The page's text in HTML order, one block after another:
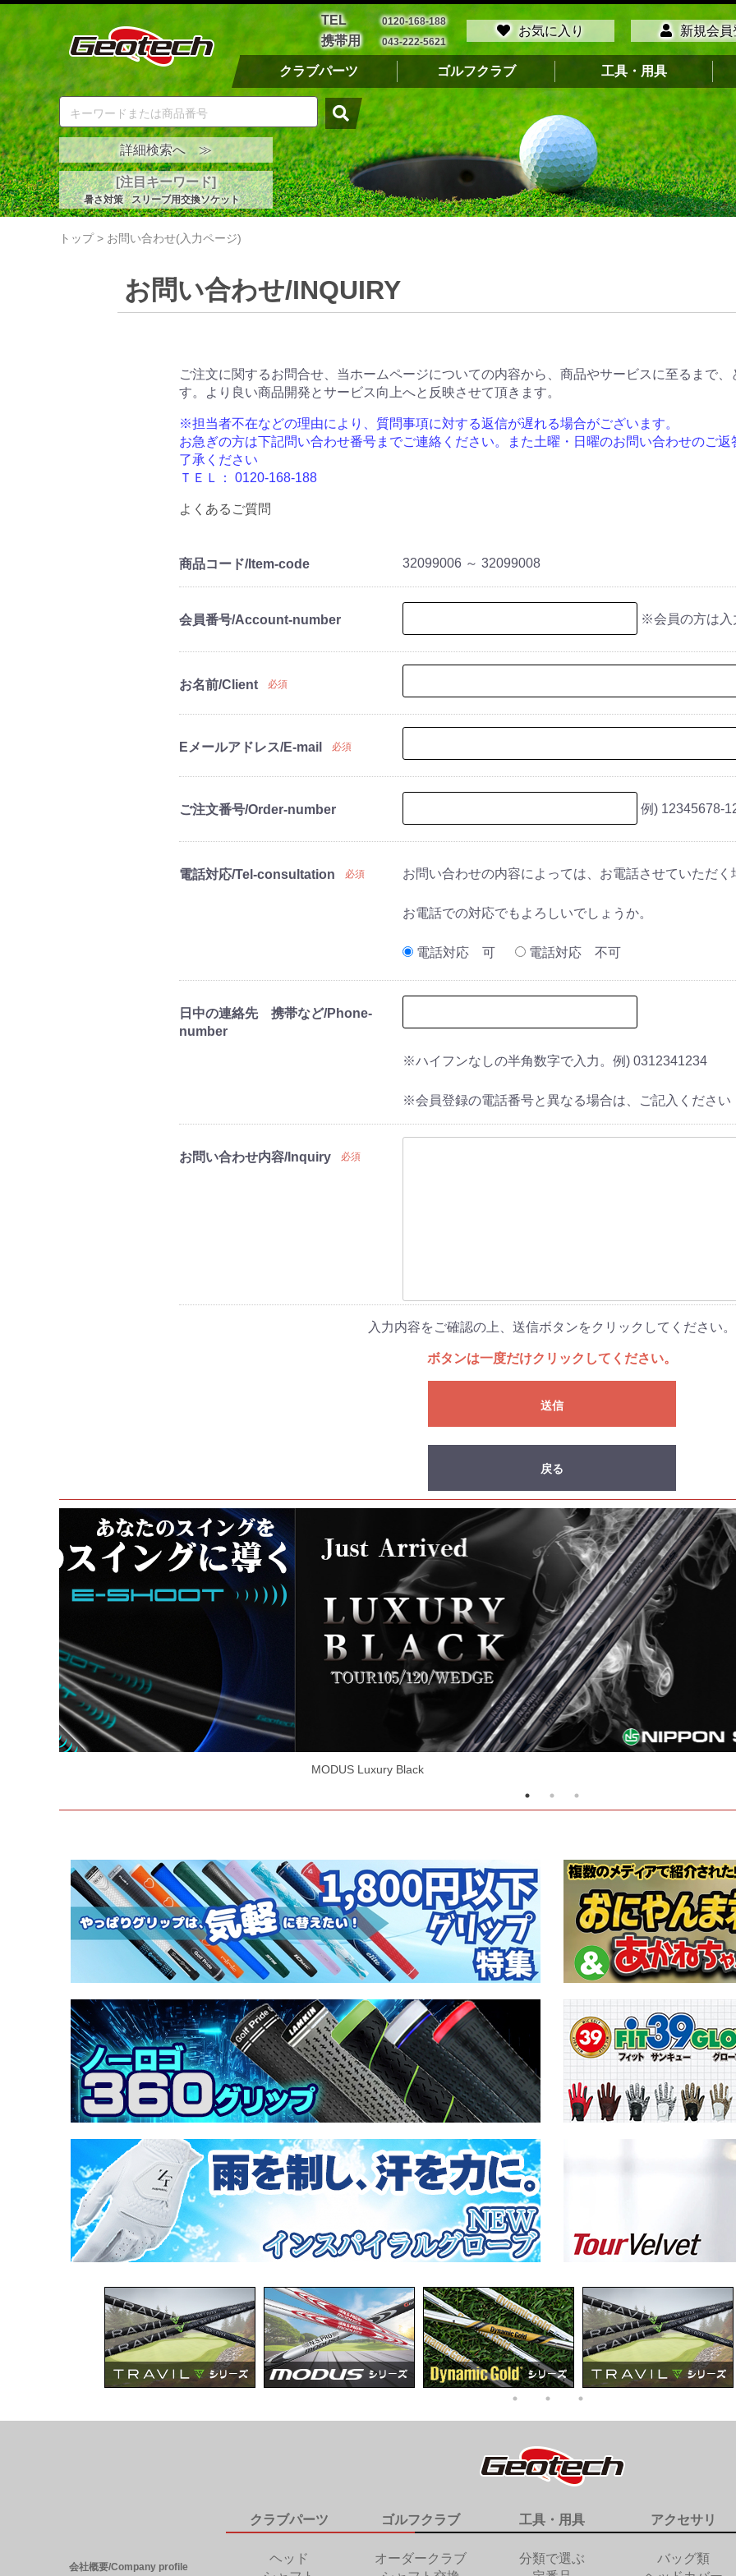
TEL 0120-168-188
携帯用 043-222-5621
お気に入り 新規会員
クラブパーツ ゴルフクラブ 工具・用具
詳細検索へ ≫
[注目キーワード]
暑さ対策 スリーブ用交換ソケット
トップ > お問い合わせ(入力ページ)
お問い合わせ/INQUIRY
ご注文に関するお問合せ、当ホームページについての内容から、商品やサービスに至るまで
す。より良い商品開発とサービス向上へと反映させて頂きます。
※担当者不在などの理由により、質問事項に対する返信が遅れる場合がございます。
お急ぎの方は下記問い合わせ番号までご連絡ください。また土曜・日曜のお問い合わせのご
了承ください
ＴＥＬ： 0120-168-188
よくあるご質問
商品コード/Item-code 32099006 ～ 32099008
会員番号/Account-number ※会員の方は入
お名前/Client 必須
Eメールアドレス/E-mail 必須
ご注文番号/Order-number 例) 12345678-
電話対応/Tel-consultation 必須 お問い合わせの内容によっては、お電話させていただく
お電話での対応でもよろしいでしょうか。
電話対応 可 電話対応 不可
日中の連絡先 携帯など/Phone-
number
※ハイフンなしの半角数字で入力。例) 0312341234
※会員登録の電話番号と異なる場合は、ご記入ください
お問い合わせ内容/Inquiry 必須
入力内容をご確認の上、送信ボタンをクリックしてください。
ボタンは一度だけクリックしてください。
送信
戻る
コスパ最強シャフト！RF EVOシリーズ
クラブパーツ ゴルフクラブ 工具・用具 アクセサリ
会社概要/Company profile
ヘッド オーダークラブ 分類で選ぶ バッグ類